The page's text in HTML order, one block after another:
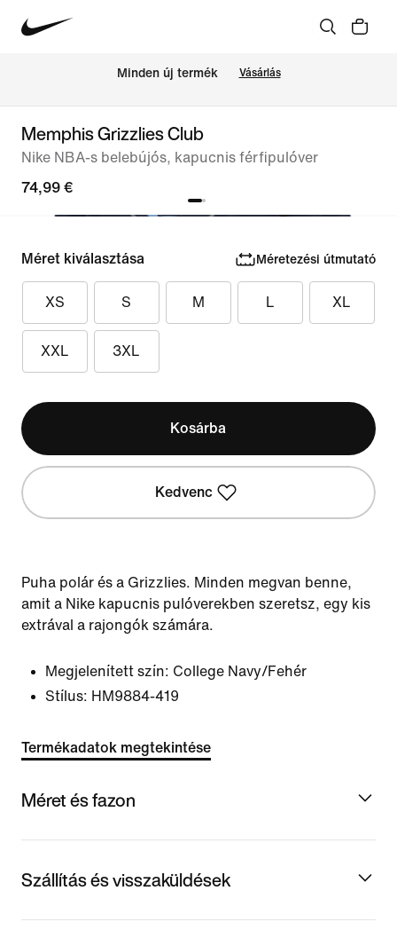
Minden új termék Vásárlás
Memphis Grizzlies Club
Nike NBA-s belebújós, kapucnis férfipulóver
74,99 €
Méret kiválasztása Méretezési útmutató
XS S M L XL
XXL 3XL
Kosárba
Kedvenc
Puha polár és a Grizzlies. Minden megvan benne,
amit a Nike kapucnis pulóverekben szeretsz, egy kis
extrával a rajongók számára.
Megjelenített szín: College Navy/Fehér
Stílus: HM9884-419
Termékadatok megtekintése
Méret és fazon
Szállítás és visszaküldések